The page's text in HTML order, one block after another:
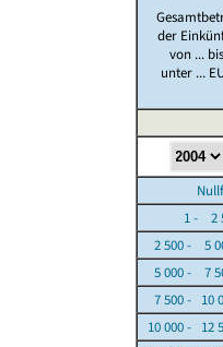
der
von ...
unter ...
1 - 2
2 500 - 5
5 000 - 7
7 500 - 10
10 000 - 12